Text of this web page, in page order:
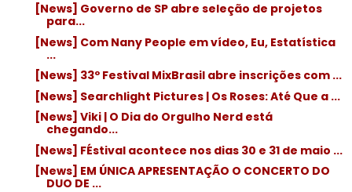
[News] Governo de SP abre seleção de projetos
para...
[News] Com Nany People em vídeo, Eu, Estatística
...
[News] 33º Festival MixBrasil abre inscrições com ...
[News] Searchlight Pictures | Os Roses: Até Que a ...
[News] Viki | O Dia do Orgulho Nerd está
chegando...
[News] FÉstival acontece nos dias 30 e 31 de maio ...
[News] EM ÚNICA APRESENTAÇÃO O CONCERTO DO
DUO DE ...